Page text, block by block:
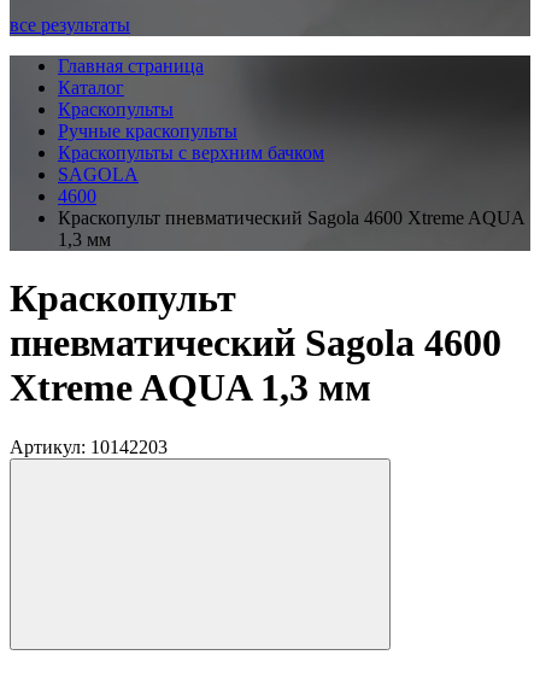
все результаты
Главная страница
Каталог
Краскопульты
Ручные краскопульты
Краскопульты с верхним бачком
SAGOLA
4600
Краскопульт пневматический Sagola 4600 Xtreme AQUA
1,3 мм
Краскопульт
пневматический Sagola 4600
Xtreme AQUA 1,3 мм
Артикул: 10142203